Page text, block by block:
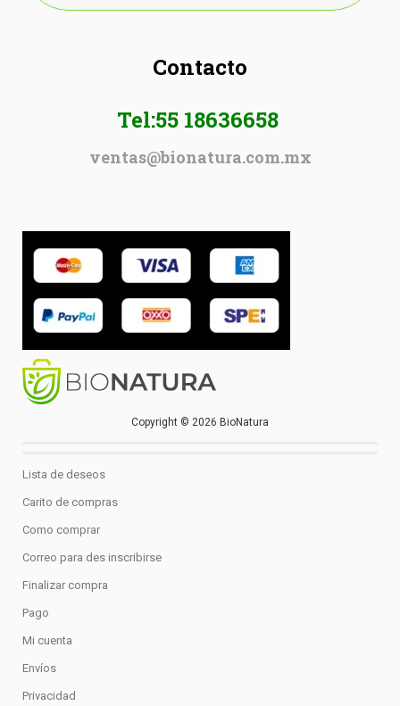
Contacto
Tel:55 18636658
ventas@bionatura.com.mx
Copyright © 2026 BioNatura
Lista de deseos
Carito de compras
Como comprar
Correo para des inscribirse
Finalizar compra
Pago
Mi cuenta
Envíos
Privacidad